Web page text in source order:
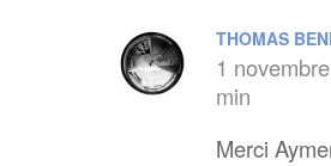
THOMAS
1
min
Merci